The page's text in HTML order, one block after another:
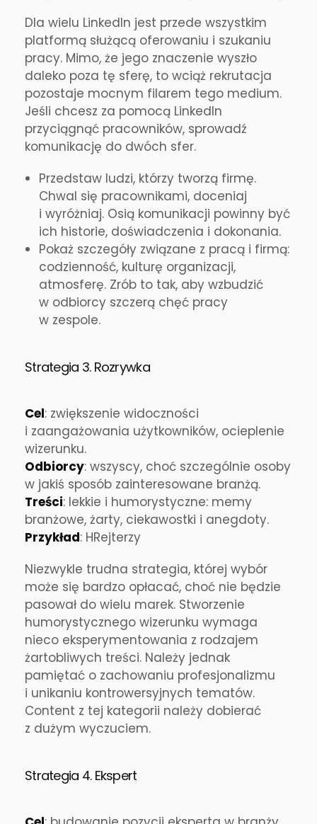
Dla wielu LinkedIn jest przede wszystkim
platformą służącą oferowaniu i szukaniu
pracy. Mimo, że jego znaczenie wyszło
daleko poza tę sferę, to wciąż rekrutacja
pozostaje mocnym filarem tego medium.
Jeśli chcesz za pomocą LinkedIn
przyciągnąć pracowników, sprowadź
komunikację do dwóch sfer.
Przedstaw ludzi, którzy tworzą firmę.
Chwal się pracownikami, doceniaj
i wyróżniaj. Osią komunikacji powinny być
ich historie, doświadczenia i dokonania.
Pokaż szczegóły związane z pracą i firmą:
codzienność, kulturę organizacji,
atmosferę. Zrób to tak, aby wzbudzić
w odbiorcy szczerą chęć pracy
w zespole.
Strategia 3. Rozrywka
Cel: zwiększenie widoczności
i zaangażowania użytkowników, ocieplenie
wizerunku.
Odbiorcy: wszyscy, choć szczególnie osoby
w jakiś sposób zainteresowane branżą.
Treści: lekkie i humorystyczne: memy
branżowe, żarty, ciekawostki i anegdoty.
Przykład: HRejterzy
Niezwykle trudna strategia, której wybór
może się bardzo opłacać, choć nie będzie
pasował do wielu marek. Stworzenie
humorystycznego wizerunku wymaga
nieco eksperymentowania z rodzajem
żartobliwych treści. Należy jednak
pamiętać o zachowaniu profesjonalizmu
i unikaniu kontrowersyjnych tematów.
Content z tej kategorii należy dobierać
z dużym wyczuciem.
Strategia 4. Ekspert